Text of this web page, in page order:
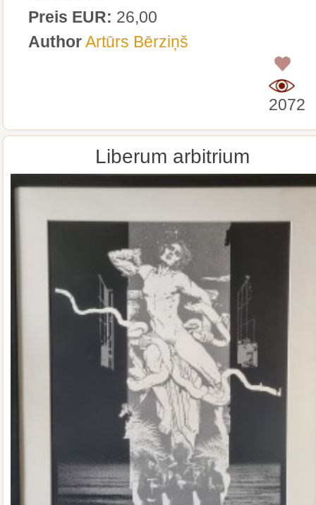
Preis EUR: 26,00
AuthorArtūrs Bērziņš
2072
Liberum arbitrium